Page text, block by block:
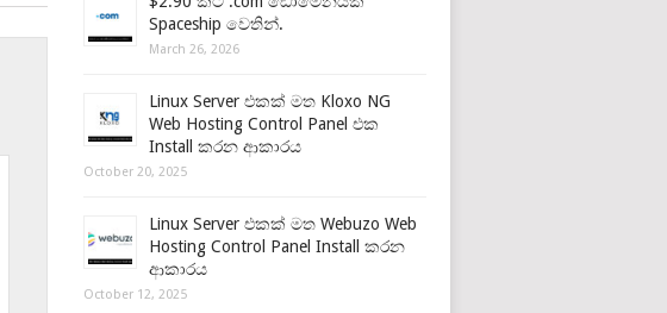
Spaceship වෙතින්.
March 26, 2026
Linux Server එකක් මත Kloxo NG
Web Hosting Control Panel එක
Install කරන ආකාරය
October 20, 2025
Linux Server එකක් මත Webuzo Web
Hosting Control Panel Install කරන
ආකාරය
October 12, 2025